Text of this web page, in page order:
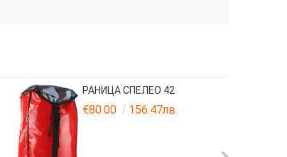
РАНИЦА СПЕЛЕО 42
€80.00 156.47лв.